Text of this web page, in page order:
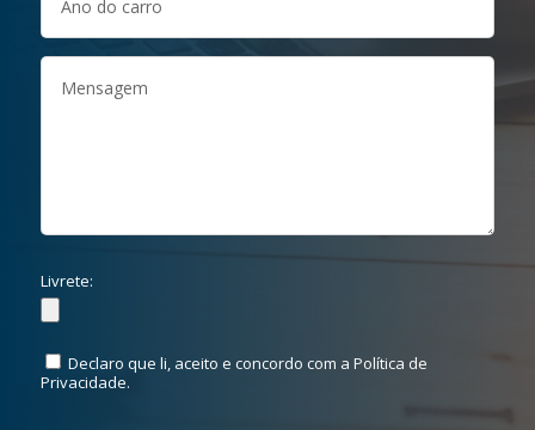
Livrete:
Declaro que li, aceito e concordo com a Política de
Privacidade.